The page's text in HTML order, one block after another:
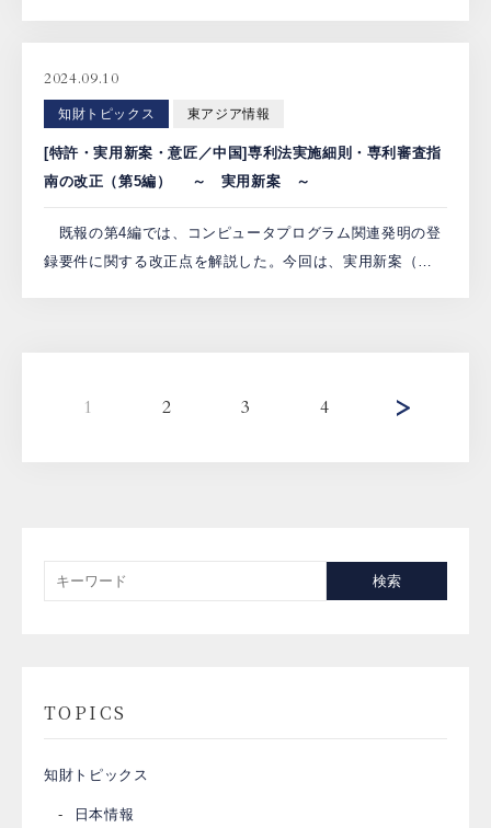
する公 […]
2024.09.10
知財トピックス 東アジア情報
[特許・実用新案・意匠／中国]専利法実施細則・専利審査指
南の改正（第5編） ～ 実用新案 ～
既報の第4編では、コンピュータプログラム関連発明の登
録要件に関する改正点を解説した。今回は、実用新案（中
1 2 3 4
検索
TOPICS
知財トピックス
日本情報